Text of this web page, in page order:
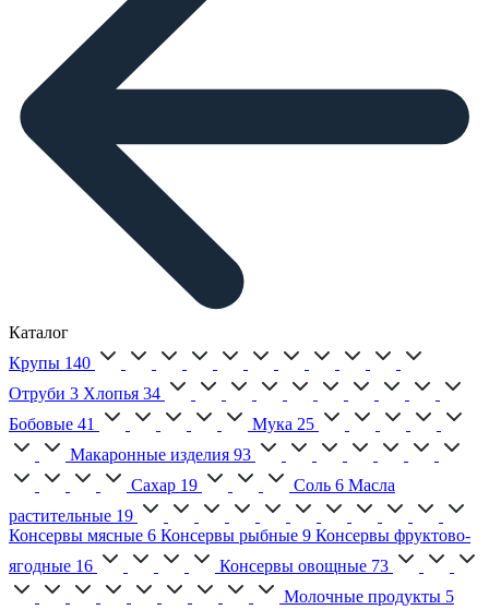
Каталог
Крупы 140
Отруби 3 Хлопья 34
Бобовые 41 Мука 25
Макаронные изделия 93
Сахар 19 Соль 6 Масла
растительные 19
Консервы мясные 6 Консервы рыбные 9 Консервы фруктово-
ягодные 16 Консервы овощные 73
Молочные продукты 5